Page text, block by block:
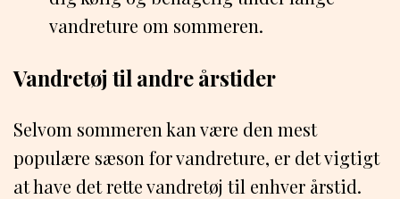
vandreture om sommeren.
Vandretøj til andre årstider
Selvom sommeren kan være den mest
populære sæson for vandreture, er det vigtigt
at have det rette vandretøj til enhver årstid.